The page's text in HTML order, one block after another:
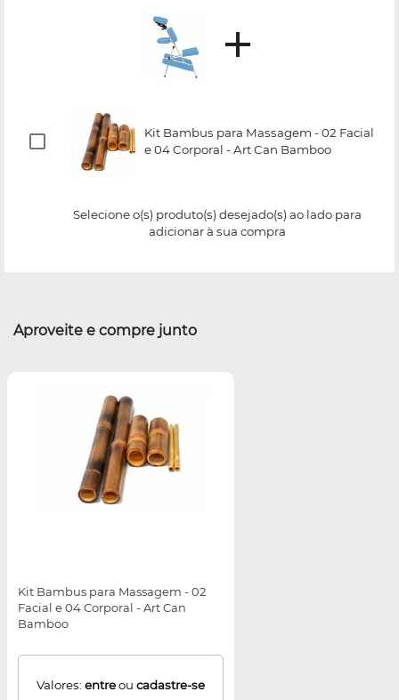
Kit Bambus para Massagem - 02 Facial
e 04 Corporal - Art Can Bamboo
Selecione o(s) produto(s) desejado(s) ao lado para
adicionar à sua compra
Aproveite e compre junto
Kit Bambus para Massagem - 02
Facial e 04 Corporal - Art Can
Bamboo
Valores: entreou cadastre-se